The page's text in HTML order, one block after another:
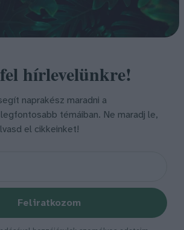
hírlevelünkre!
naprakész maradni a
témáiban. Ne maradj le,
el cikkeinket!
Feliratkozom